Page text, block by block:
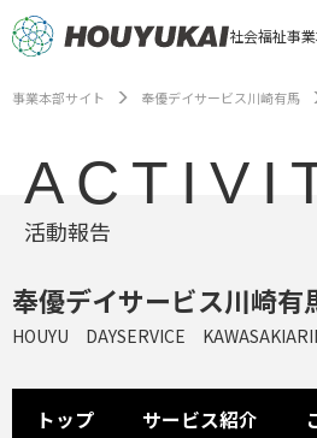
社会福祉事
事業本部サイト 奉優デイサービス川崎有馬
活動報告
奉優デイサービス川崎有
HOUYU DAYSERVICE
トップ サービス紹介